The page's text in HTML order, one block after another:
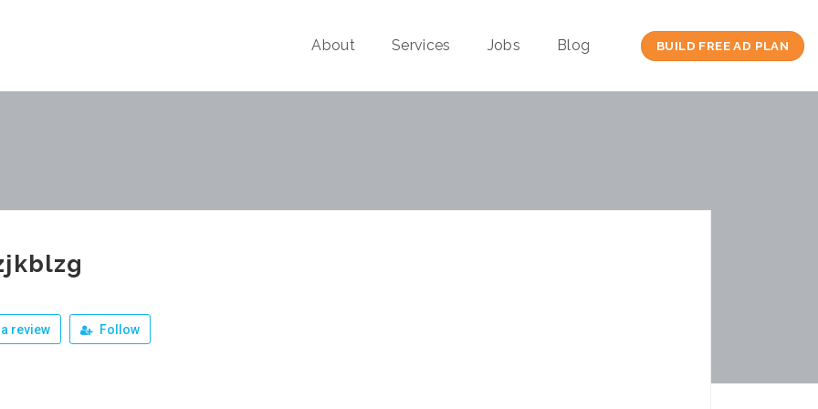
About Services Jobs Blog BUILD FREE AD PLAN
review Follow